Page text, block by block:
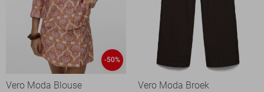
-50%
Vero Moda Blouse
Vero Moda Broek